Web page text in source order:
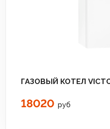
ГАЗОВЫЙ КОТЕЛ
18020 руб